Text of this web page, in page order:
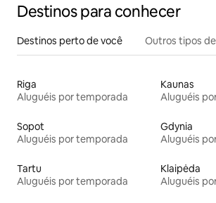
Destinos para conhecer
Destinos perto de você Outros tipos
Riga
Aluguéis por temporada
Kaunas
Aluguéis
Sopot
Aluguéis por temporada
Gdynia
Aluguéis
Tartu
Aluguéis por temporada
Klaipėda
Aluguéis